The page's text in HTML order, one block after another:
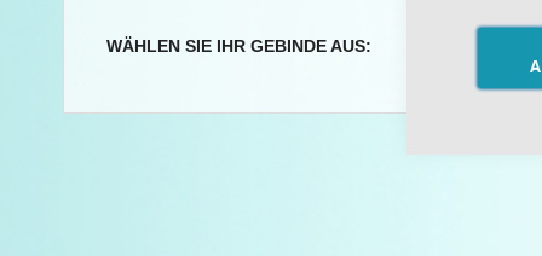
Mehr
WÄHLEN SIE IHR GEBINDE AUS: